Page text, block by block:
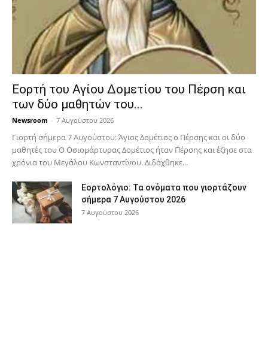
Εορτή του Αγίου Δομετίου του Πέρση και
των δύο μαθητών του...
Newsroom - 7 Αυγούστου 2026
Γιορτή σήμερα 7 Αυγούστου: Άγιος Δομέτιος ο Πέρσης και οι δύο
μαθητές του Ο Oσιομάρτυρας Δομέτιος ήταν Πέρσης και έζησε στα
χρόνια του Μεγάλου Κωνσταντίνου. Διδάχθηκε...
Εορτολόγιο: Τα ονόματα που γιορτάζουν
σήμερα 7 Αυγούστου 2026
7 Αυγούστου 2026